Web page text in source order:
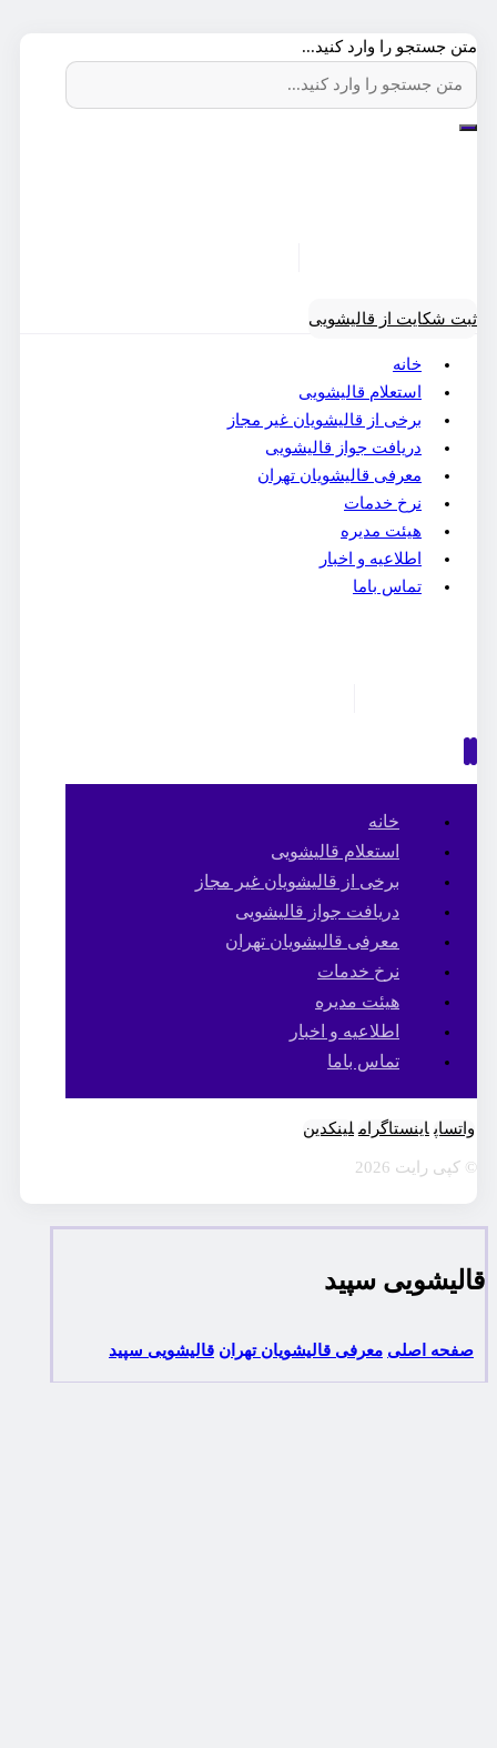
متن جستجو را وارد کنید...
ثبت شکایت از قالیشویی
خانه
استعلام قالیشویی
برخی از قالیشویان غیر مجاز
دریافت جواز قالیشویی
معرفی قالیشویان تهران
نرخ خدمات
هیئت مدیره
اطلاعیه و اخبار
تماس باما
خانه
استعلام قالیشویی
برخی از قالیشویان غیر مجاز
دریافت جواز قالیشویی
معرفی قالیشویان تهران
نرخ خدمات
هیئت مدیره
اطلاعیه و اخبار
تماس باما
واتساپ اینستاگرام لینکدین
© کپی رایت 2026
قالیشویی سپید
صفحه اصلی معرفی قالیشویان تهران قالیشویی سپید